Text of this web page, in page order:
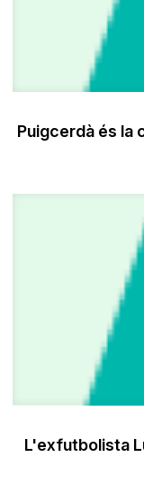
Puigcerdà és la
L'exfutbolista